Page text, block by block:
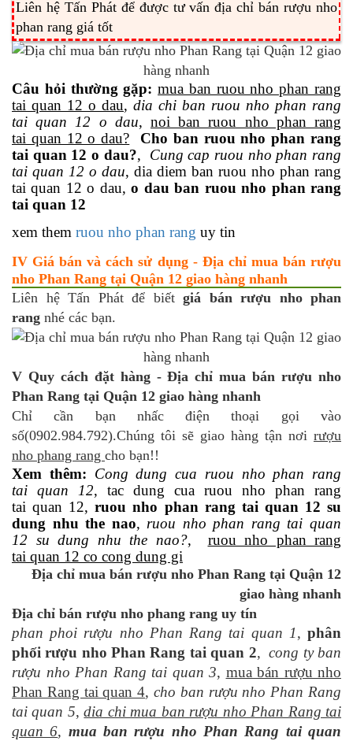
Liên hệ Tấn Phát để được tư vấn địa chỉ bán rượu nho
phan rang giá tốt
Câu hỏi thường gặp: mua ban ruou nho phan rang
tai quan 12 o dau, dia chi ban ruou nho phan rang
tai quan 12 o dau,noi ban ruou nho phan rang
tai quan 12 o dau?
Cho ban ruou nho phan rang
tai quan 12 o dau?, Cung cap ruou nho phan rang
tai quan 12 o dau, dia diem ban ruou nho phan rang
tai quan 12 o dau,o dau ban ruou nho phan rang
tai quan 12
xem them ruou nho phan rang uy tin
IV Giá bán và cách sử dụng - Địa chỉ mua bán rượu
nho Phan Rang tại Quận 12 giao hàng nhanh
Liên hệ Tấn Phát để biết giá bán rượu nho phan
rang nhé các bạn.
V Quy cách đặt hàng - Địa chỉ mua bán rượu nho
Phan Rang tại Quận 12 giao hàng nhanh
Chỉ cần bạn nhấc điện thoại gọi vào
số(0902.984.792).Chúng tôi sẽ giao hàng tận nơi rượu
nho phang rang cho bạn!!
Xem thêm: Cong dung cua ruou nho phan rang
tai quan 12, tac dung cua ruou nho phan rang
tai quan 12,ruou nho phan rang tai quan 12 su
dung nhu the nao, ruou nho phan rang tai quan
12 su dung nhu the nao?, ruou nho phan rang
tai quan 12 co cong dung gi
Địa chỉ mua bán rượu nho Phan Rang tại Quận 12
giao hàng nhanh
Địa chỉ bán rượu nho phang rang uy tín
phan phoi rượu nho Phan Rang tai quan 1,phân
phối rượu nho Phan Rang tai quan 2, cong ty ban
rượu nho Phan Rang tai quan 3, mua bán rượu nho
Phan Rang tai quan 4,cho ban rượu nho Phan Rang
tai quan 5,dia chi mua ban rượu nho Phan Rang tai
quan 6, mua ban rượu nho Phan Rang tai quan